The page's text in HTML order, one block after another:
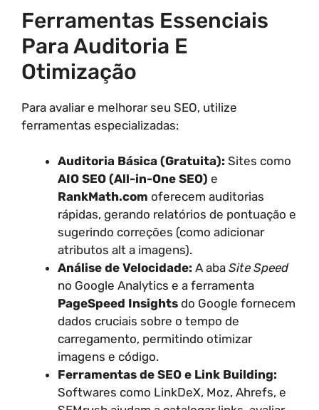
Ferramentas Essenciais
Para Auditoria E
Otimização
Para avaliar e melhorar seu SEO, utilize
ferramentas especializadas:
Auditoria Básica (Gratuita): Sites como
AIO SEO (All-in-One SEO) e
RankMath.com oferecem auditorias
rápidas, gerando relatórios de pontuação e
sugerindo correções (como adicionar
atributos alt a imagens).
Análise de Velocidade: A aba Site Speed
no Google Analytics e a ferramenta
PageSpeed Insights do Google fornecem
dados cruciais sobre o tempo de
carregamento, permitindo otimizar
imagens e código.
Ferramentas de SEO e Link Building:
Softwares como LinkDeX, Moz, Ahrefs, e